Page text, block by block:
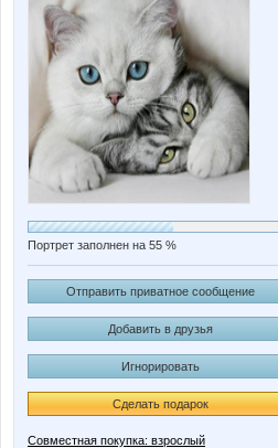
Портрет заполнен на 55 %
Отправить приватное сообщение
Добавить в друзья
Игнорировать
Сделать подарок
Совместная покупка: взрослый